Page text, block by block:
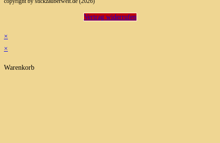
Vertrag widerrufen
×
×
Warenkorb